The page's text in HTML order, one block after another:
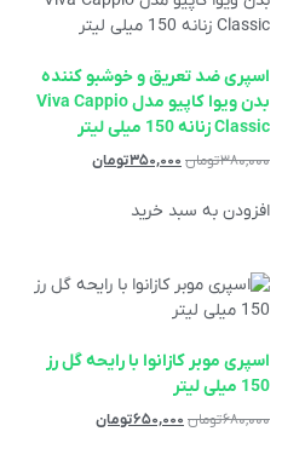
اسپری ضد تعریق و خوشبو کننده
بدن ویوا کاپیو مدل Viva Cappio
Classic زنانه 150 میلی لیتر
۳۸۰,۰۰۰تومان۳۵۰,۰۰۰تومان
افزودن به سبد خرید
اسپری موبر کازانوا با رایحه گل رز
150 میلی لیتر
۶۸۰,۰۰۰تومان۶۵۰,۰۰۰تومان